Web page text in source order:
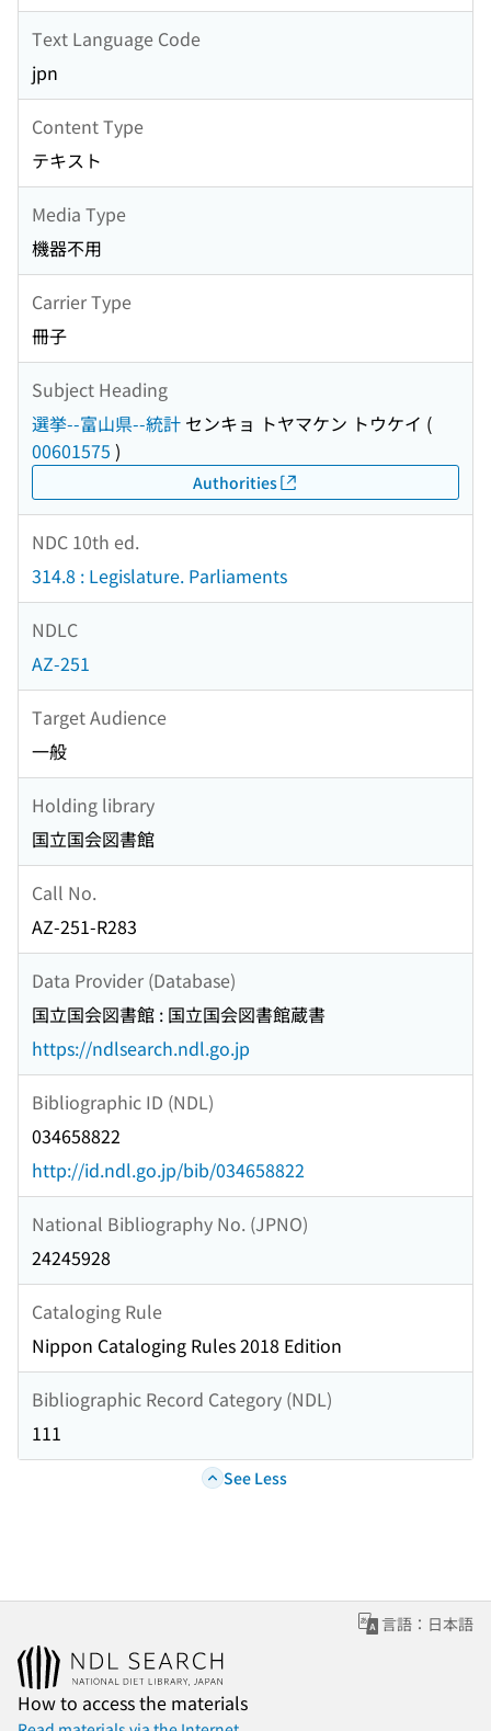
Text Language Code
jpn
Content Type
テキスト
Media Type
機器不用
Carrier Type
冊子
Subject Heading
選挙--富山県--統計 センキョ トヤマケン トウケイ (
00601575 )
Authorities
NDC 10th ed.
314.8 : Legislature. Parliaments
NDLC
AZ-251
Target Audience
一般
Holding library
国立国会図書館
Call No.
AZ-251-R283
Data Provider (Database)
国立国会図書館 : 国立国会図書館蔵書
https://ndlsearch.ndl.go.jp
Bibliographic ID (NDL)
034658822
http://id.ndl.go.jp/bib/034658822
National Bibliography No. (JPNO)
24245928
Cataloging Rule
Nippon Cataloging Rules 2018 Edition
Bibliographic Record Category (NDL)
111
See Less
言語：日本語
How to access the materials